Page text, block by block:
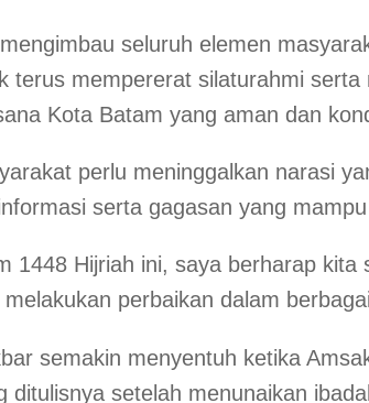
seluruh elemen
terus mempererat silaturahmi
Kota Batam yang aman dan
perlu meninggalkan narasi
serta gagasan yang
1448 Hijriah ini, saya berharap
perbaikan dalam
semakin menyentuh ketika
ditulisnya setelah menunaikan